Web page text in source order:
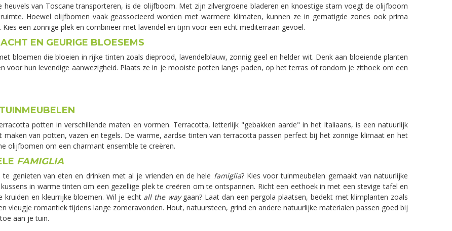
heuvels van Toscane transporteren, is de olijfboom. Met zijn zilvergroene bladeren en knoestige stam voegt de olijfboom
Hoewel olijfbomen vaak geassocieerd worden met warmere klimaten, kunnen ze in gematigde zones ook prima
een zonnige plek en combineer met lavendel en tijm voor een echt mediterraan gevoel.
EN GEURIGE BLOESEMS
bloemen die bloeien in rijke tinten zoals dieprood, lavendelblauw, zonnig geel en helder wit. Denk aan bloeiende planten
voor hun levendige aanwezigheid. Plaats ze in je mooiste potten langs paden, op het terras of rondom je zithoek om een
potten in verschillende maten en vormen. Terracotta, letterlijk "gebakken aarde" in het Italiaans, is een natuurlijk
van potten, vazen en tegels. De warme, aardse tinten van terracotta passen perfect bij het zonnige klimaat en het
olijfbomen om een charmant ensemble te creëren.
FAMIGLIA
genieten van eten en drinken met al je vrienden en de hele famiglia? Kies voor tuinmeubelen gemaakt van natuurlijke
in warme tinten om een gezellige plek te creëren om te ontspannen. Richt een eethoek in met een stevige tafel en
en kleurrijke bloemen. Wil je echt all the waygaan? Laat dan een pergola plaatsen, bedekt met klimplanten zoals
vleugje romantiek tijdens lange zomeravonden. Hout, natuursteen, grind en andere natuurlijke materialen passen goed bij
aan je tuin.